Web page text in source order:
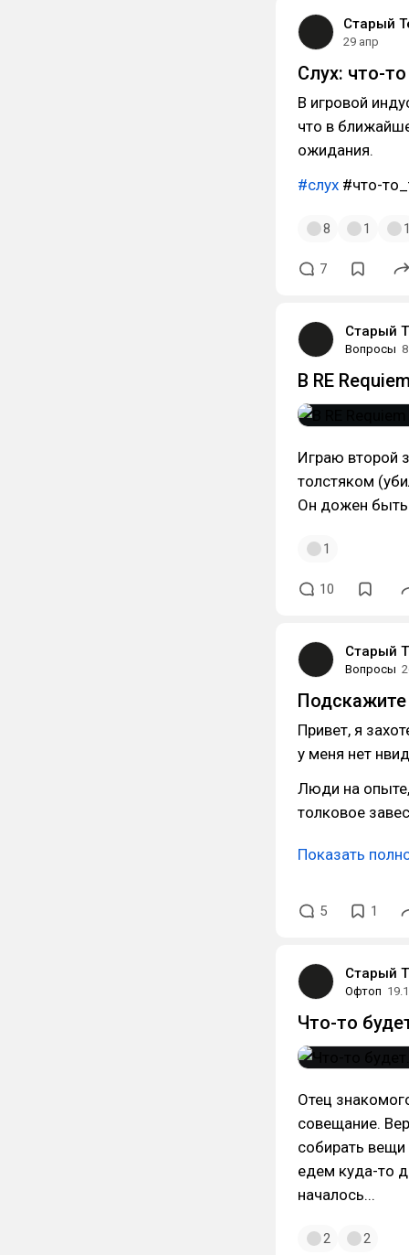
Старый
29 апр
Слух: что-
В игровой
что в
ожидания.
#слух #что-
8 1 1
7
Старый
Вопросы
В RE
Играю второй
толстяком
Он дожен быть
1
10
Старый
Вопросы
Подскажите
Привет, я
у меня нет
Люди на
толковое
Показать
5 1
Старый
Офтоп
Что-то
Отец
совещание.
собирать вещи
едем куда-то
началось...
2 2